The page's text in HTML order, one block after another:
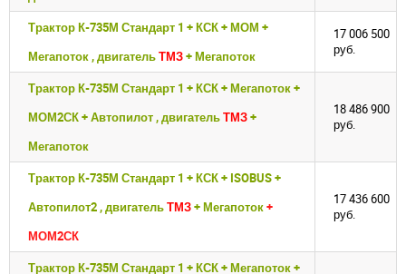
Трактор К-735М Стандарт 1 + КСК + МОМ +
Мегапоток , двигательТМЗ+ Мегапоток
17 006 500
руб.
Трактор К-735М Стандарт 1 + КСК + Мегапоток +
МОМ2СК + Автопилот , двигательТМЗ+
Мегапоток
18 486 900
руб.
Трактор К-735М Стандарт 1 + КСК + ISOBUS +
Автопилот2 , двигательТМЗ+ Мегапоток+
МОМ2СК
17 436 600
руб.
Трактор К-735М Стандарт 1 + КСК + Мегапоток +